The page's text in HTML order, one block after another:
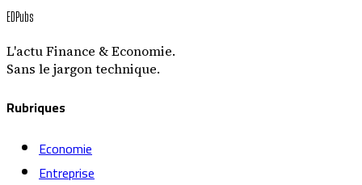
EDPubs
L'actu Finance & Economie.
Sans le jargon technique.
Rubriques
Economie
Entreprise